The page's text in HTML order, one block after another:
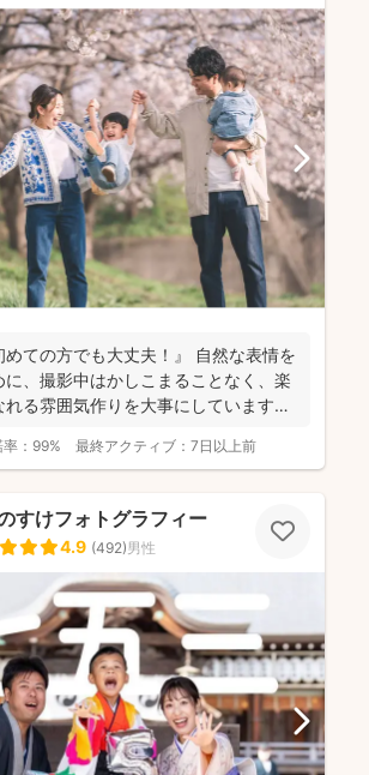
めての方でも大丈夫！』 自然な表情を
に、撮影中はかしこまることなく、楽
れる雰囲気作りを大事にしています＾
： 99% 最終アクティブ： 7日以上前
すけフォトグラフィー
4.9 (492)男性